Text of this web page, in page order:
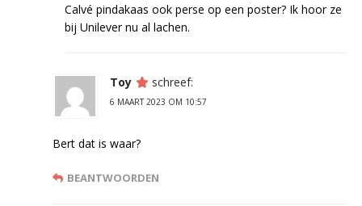
Calvé pindakaas ook perse op een poster? Ik hoor ze
bij Unilever nu al lachen.
Toy schreef:
6 MAART 2023 OM 10:57
Bert dat is waar?
BEANTWOORDEN